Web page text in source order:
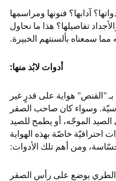
آدابها؟ فنونها ومراسمها
تفاصيلها؟ هذا ما نحاول
مما سمعناه بألسنتهم الخبيرة.
أدوات لابُد منها:
"القنص" هواية على قدرٍ غير
وسواء كان صاحب الصقر
الموجّه، أو يطمح للصيد
احترافيّة خاصّة بهذه الهواية
ومن أهم تلك الأدوات:
الطري يوضع على رأس الصقر